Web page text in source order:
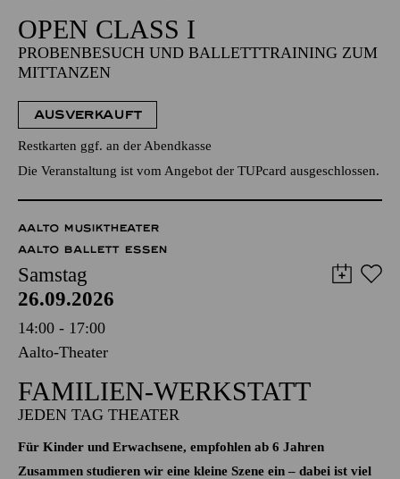
OPEN CLASS I
PROBENBESUCH UND BALLETTTRAINING ZUM
MITTANZEN
AUSVERKAUFT
Restkarten ggf. an der Abendkasse
Die Veranstaltung ist vom Angebot der TUPcard ausgeschlossen.
AALTO MUSIKTHEATER
AALTO BALLETT ESSEN
Samstag
26.09.2026
14:00 - 17:00
Aalto-Theater
FAMILIEN-WERKSTATT
JEDEN TAG THEATER
Für Kinder und Erwachsene, empfohlen ab 6 Jahren
Zusammen studieren wir eine kleine Szene ein – dabei ist viel